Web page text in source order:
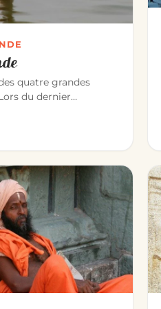
quatre grandes
du dernier